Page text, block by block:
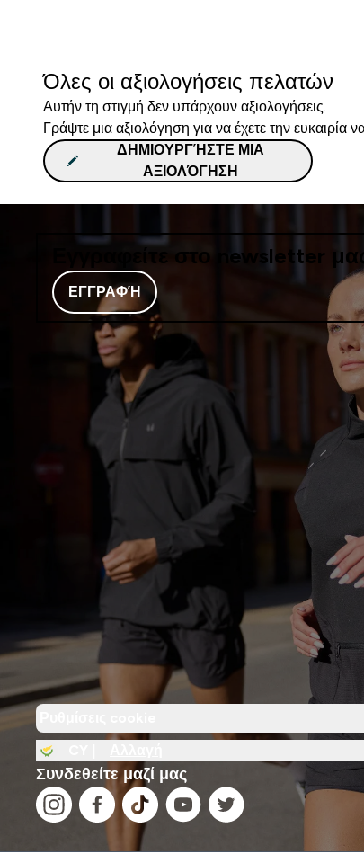
Όλες οι αξιολογήσεις πελατών
Αυτήν τη στιγμή δεν υπάρχουν αξιολογήσεις.
Γράψτε μια αξιολόγηση για να έχετε την ευκαιρία
ΔΗΜΙΟΥΡΓΉΣΤΕ ΜΙΑ
ΑΞΙΟΛΌΓΗΣΗ
Εγγραφείτε στο newsletter
ΕΓΓΡΑΦΉ
Συνδεθείτε μαζί μας